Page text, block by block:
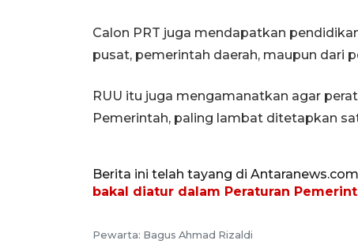
Calon PRT juga mendapatkan
pusat, pemerintah daerah, maupun dari
RUU itu juga mengamanatkan agar
Pemerintah, paling lambat ditetapkan
Berita ini telah tayang di
bakal diatur dalam Peraturan
Pewarta: Bagus Ahmad Rizaldi